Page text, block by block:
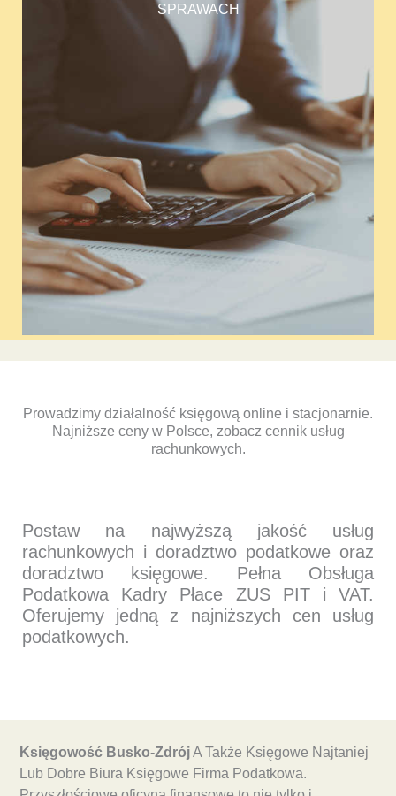
SPRAWACH
Prowadzimy działalność księgową online i stacjonarnie.
Najniższe ceny w Polsce, zobacz cennik usług
rachunkowych.
Postaw na najwyższą jakość usług
rachunkowych i doradztwo podatkowe oraz
doradztwo księgowe. Pełna Obsługa
Podatkowa Kadry Płace ZUS PIT i VAT.
Oferujemy jedną z najniższych cen usług
podatkowych.
Księgowość Busko-ZdrójA Także Księgowe Najtaniej
Lub Dobre Biura Księgowe Firma Podatkowa.